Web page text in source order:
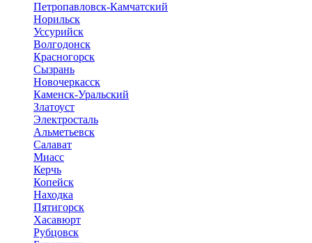
Петропавловск-Камчатский
Норильск
Уссурийск
Волгодонск
Красногорск
Сызрань
Новочеркасск
Каменск-Уральский
Златоуст
Электросталь
Альметьевск
Салават
Миасс
Керчь
Копейск
Находка
Пятигорск
Хасавюрт
Рубцовск